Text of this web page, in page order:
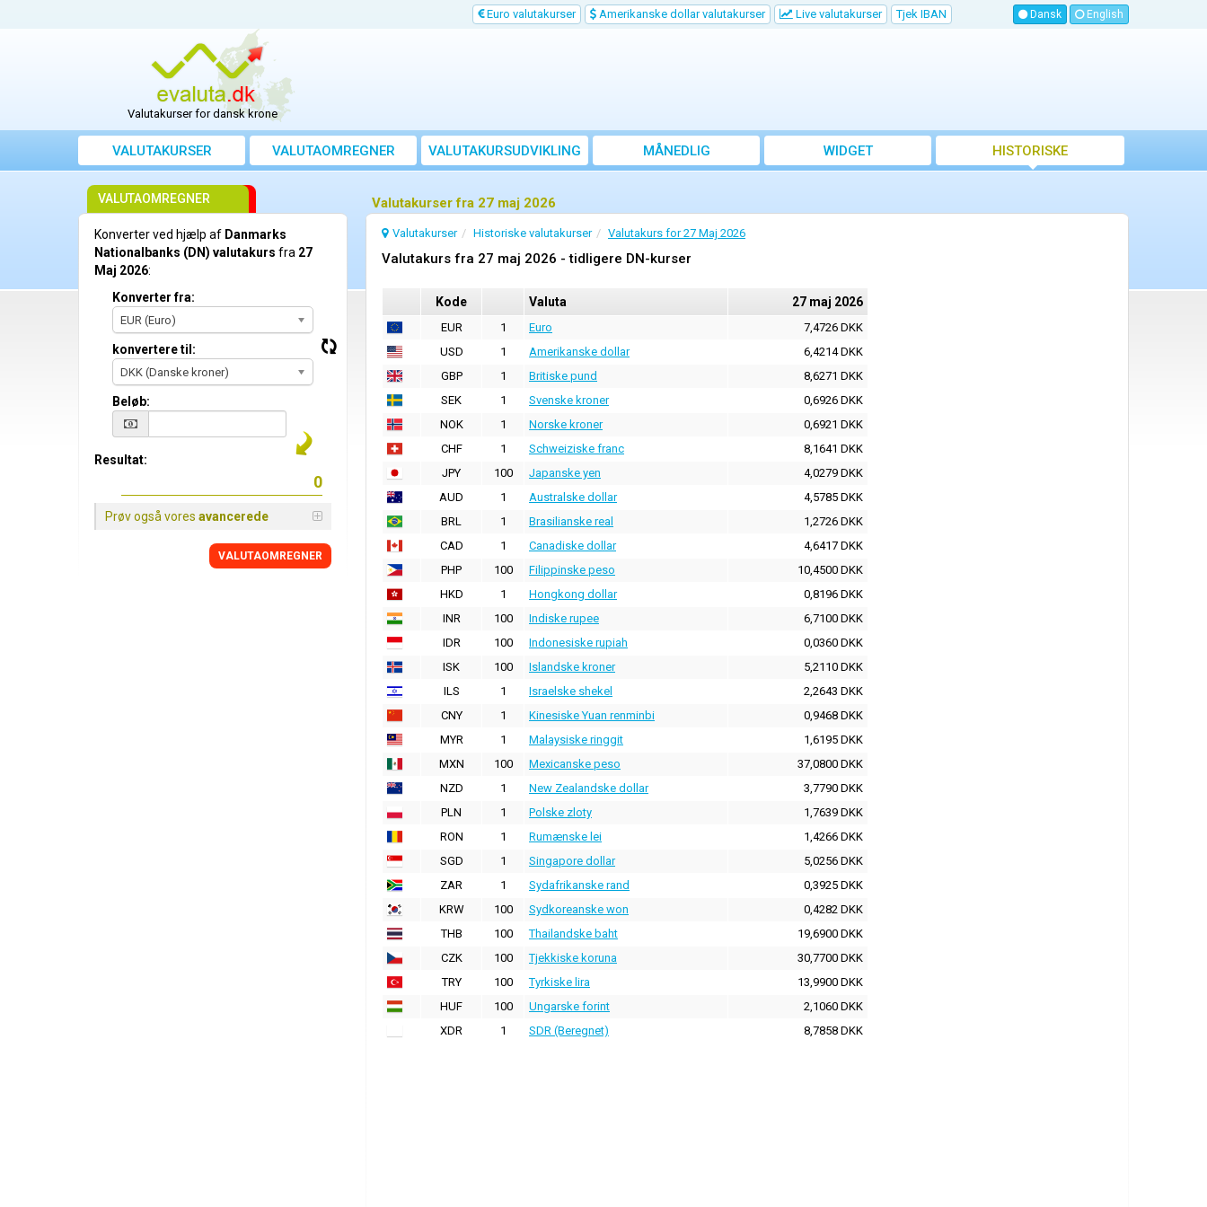
Euro valutakurser Amerikanske dollar valutakurser Live valutakurser Tjek IBAN Dansk English
Valutakurser for dansk krone
VALUTAKURSER VALUTAOMREGNER VALUTAKURSUDVIKLING
MÅNEDLIG
GENNEMSNITSKURS
WIDGET
HISTORISKE
VALUTAKURSER
Valutakurser fra 27 maj 2026
Valutakurser Historiske valutakurser Valutakurs for 27 Maj 2026
Valutakurs fra 27 maj 2026 - tidligere DN-kurser
Kode Valuta 27 maj 2026
EUR 1 Euro
7,4726 DKK
USD
1 Amerikanske dollar
6,4214 DKK
GBP
1 Britiske pund
8,6271 DKK
SEK
1 Svenske kroner
0,6926 DKK
NOK
1 Norske kroner
0,6921 DKK
CHF
1 Schweiziske franc
8,1641 DKK
JPY
100 Japanske yen
4,0279 DKK
AUD
1 Australske dollar
4,5785 DKK
BRL
1 Brasilianske real
1,2726 DKK
CAD
1 Canadiske dollar
4,6417 DKK
PHP
100 Filippinske peso
10,4500 DKK
HKD
1 Hongkong dollar
0,8196 DKK
INR
100 Indiske rupee
6,7100 DKK
IDR
100 Indonesiske rupiah
0,0360 DKK
ISK
100 Islandske kroner
5,2110 DKK
ILS
1 Israelske shekel
2,2643 DKK
CNY
1 Kinesiske Yuan renminbi
0,9468 DKK
MYR
1 Malaysiske ringgit
1,6195 DKK
MXN
100 Mexicanske peso
37,0800 DKK
NZD
1 New Zealandske dollar
3,7790 DKK
PLN
1 Polske zloty
1,7639 DKK
RON
1 Rumænske lei
1,4266 DKK
SGD
1 Singapore dollar
5,0256 DKK
ZAR
1 Sydafrikanske rand
0,3925 DKK
KRW
100 Sydkoreanske won
0,4282 DKK
THB
100 Thailandske baht
19,6900 DKK
CZK
100 Tjekkiske koruna
30,7700 DKK
TRY
100 Tyrkiske lira
13,9900 DKK
HUF
100 Ungarske forint
2,1060 DKK
XDR
1 SDR (Beregnet) 8,7858 DKK
VALUTAOMREGNER
Konverter ved hjælp af Danmarks
Nationalbanks (DN) valutakurs fra 27
Maj 2026:
Konverter fra:
EUR (Euro)
konvertere til:
DKK (Danske kroner)
Beløb:
Resultat:
Prøv også vores avancerede
VALUTAOMREGNER